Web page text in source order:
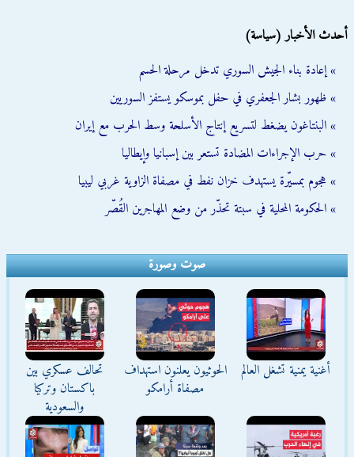
أحدث الأخبار (سياسة)
» إعادة بناء الجيش السوري تدخل مرحلة الحسم
» ظهور بشار الجعفري في حفل بموسكو يستفز السوريين
» البنتاغون يضغط لتسريع إنتاج الأسلحة وسط الحرب مع إيران
» حرب الإجراءات المضادة تستعر بين إسبانيا وإيطاليا
» هجوم بمسيّرة يستهدف خزان نفط في مصفاة الزاوية غربي ليبيا
» الحكومة المحلية في سبتة تحذّر من وضع المهاجرين القُصّر
صوت وصورة
أغنية يمنية تشغل العالم
الحوثيون يعلنون استهداف
مصفاة أرامكو
تحالف عسكري بين
باكستان وتركيا
والسعودية